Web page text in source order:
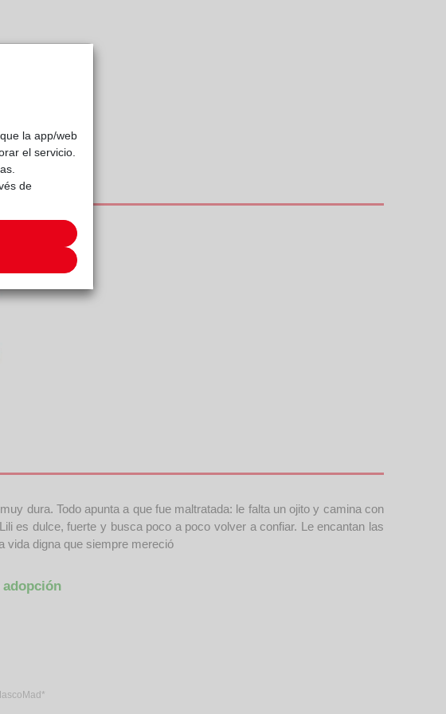
dura. Todo apunta a que fue maltratada: le falta un ojito y camina con
es dulce, fuerte y busca poco a poco volver a confiar. Le encantan las
vida digna que siempre mereció
la app/web
el servicio.
de